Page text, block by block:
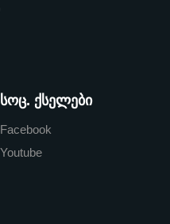
სოც. ქსელები
Facebook
Youtube